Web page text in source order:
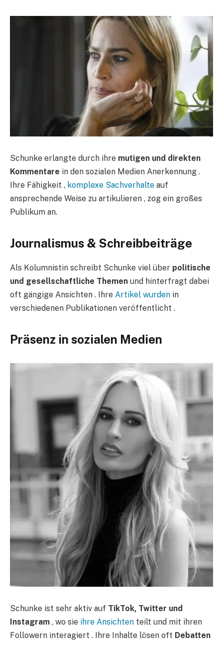
Schunke erlangte durch ihre mutigen und direkten
Kommentare in den sozialen Medien Anerkennung .
Ihre Fähigkeit , komplexe Sachverhalte auf
ansprechende Weise zu artikulieren , zog ein großes
Publikum an.
Journalismus & Schreibbeiträge​
Als Kolumnistin schreibt Schunke viel über politische
und gesellschaftliche Themen und hinterfragt dabei
oft gängige Ansichten . Ihre Artikel wurden in
verschiedenen Publikationen veröffentlicht .
Präsenz in sozialen Medien
Schunke ist sehr aktiv auf TikTok, Twitter und
Instagram , wo sie ihre Ansichten teilt und mit ihren
Followern interagiert . Ihre Inhalte lösen oft Debatten